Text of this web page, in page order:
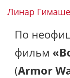
Линар
По
фильм
(Armor